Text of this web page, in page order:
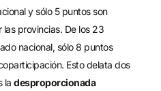
y sólo 5 puntos son
provincias. De los 23
nacional, sólo 8 puntos
Esto delata dos
la desproporcionada